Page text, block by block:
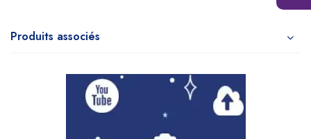
Produits associés